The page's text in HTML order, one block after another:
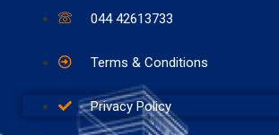
044 42613733
Terms & Conditions
Privacy Policy